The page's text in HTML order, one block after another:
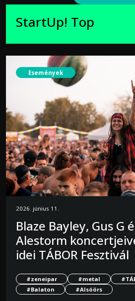
StartUp! Top
Események
2026. június 11.
Blaze Bayley, Gus G
Alestorm
idei TÁBOR Fesztivál
#zeneipar #metal
#Balaton
#Alsóörs